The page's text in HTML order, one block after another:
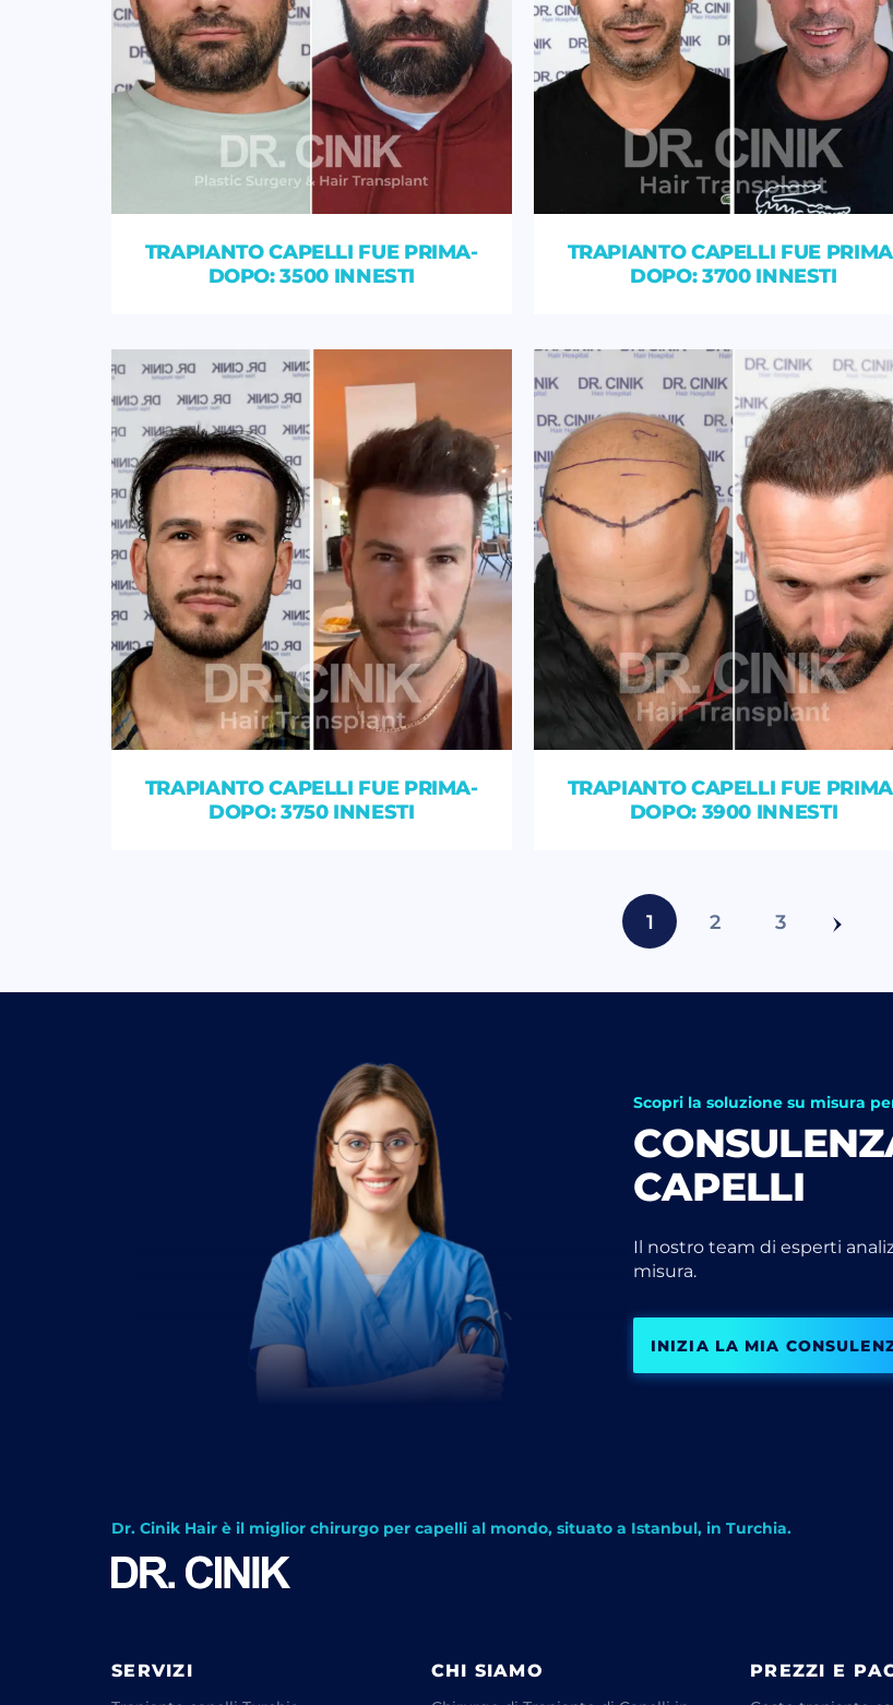
TRAPIANTO CAPELLI FUE PRIMA-
DOPO: 3500 INNESTI
TRAPIANTO CAPELLI FUE
DOPO: 3700 INNESTI
TRAPIANTO CAPELLI FUE PRIMA-
DOPO: 3750 INNESTI
TRAPIANTO CAPELLI FUE
DOPO: 3900 INNESTI
1 2 3
Scopri la soluzione su misura
CAPELLI
Il nostro team di esperti
misura.
INIZIA LA MIA
Dr. Cinik Hair è il miglior chirurgo per capelli al mondo, situato a Istanbul, in Turchia.
SERVIZI
CHI SIAMO
PREZZI E